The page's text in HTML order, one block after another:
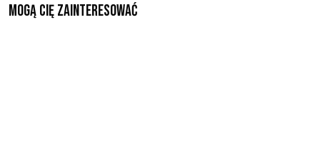
Mogą Cię zainteresować